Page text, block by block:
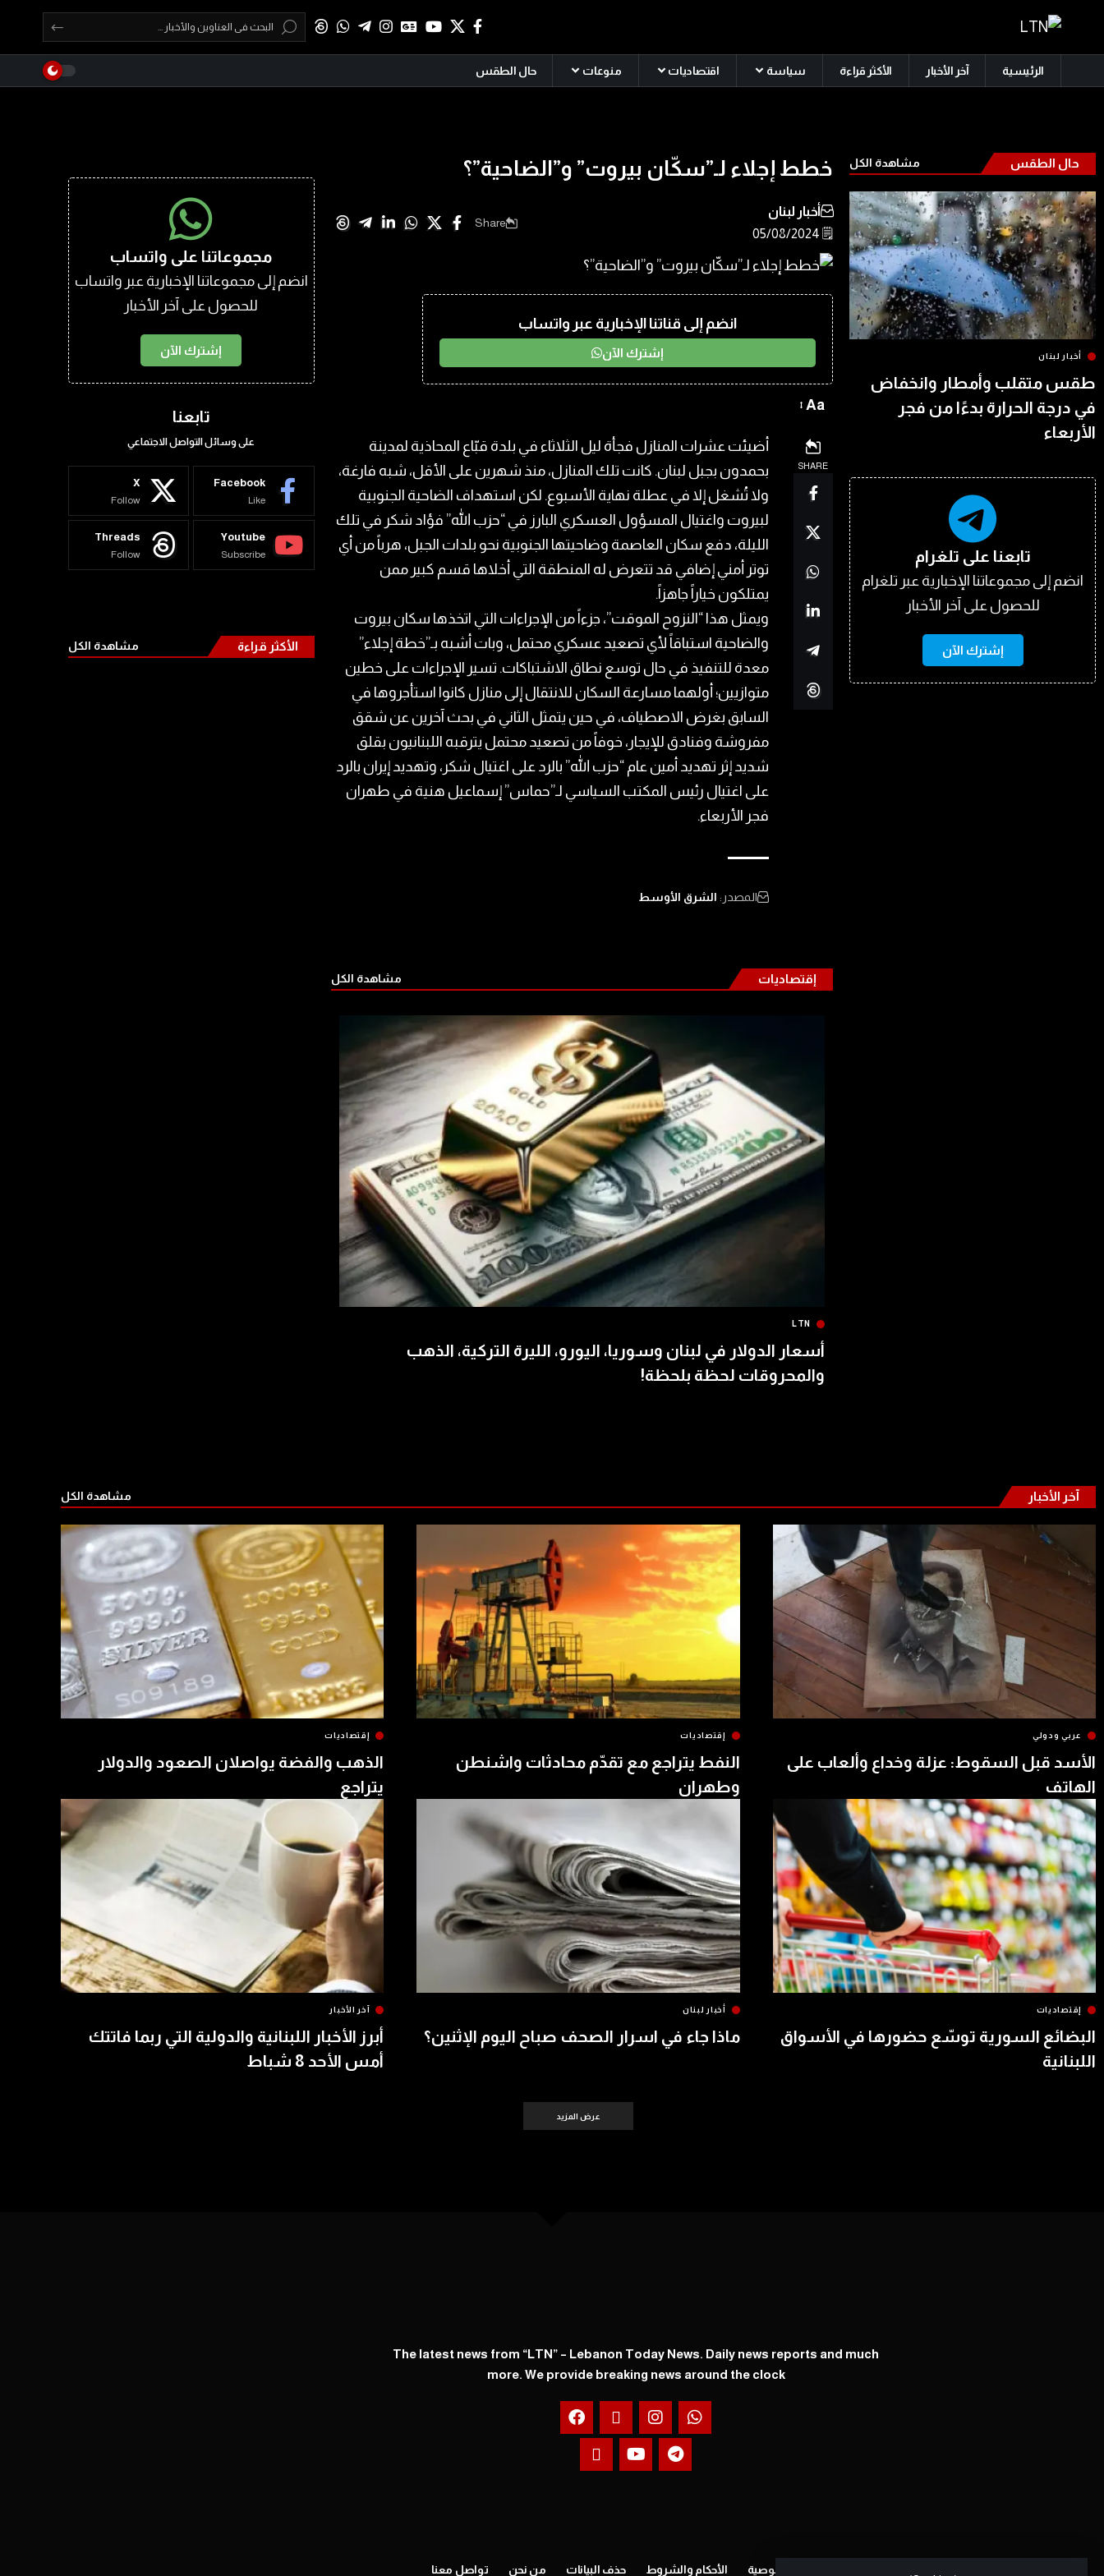
الرئيسية آخر الأخبار الأكثر قراءة سياسة اقتصاديات منوعات حال الطقس
حال الطقس مشاهدة الكل
أخبار لبنان
طقس متقلب وأمطار وانخفاض
في درجة الحرارة بدءًا من فجر
الأربعاء
تابعنا على تلغرام
انضم إلى مجموعاتنا الإخبارية عبر تلغرام
للحصول على آخر الأخبار
إشترك الآن
خطط إجلاء لـ”سكّان بيروت” و”الضاحية”؟
🗒️ 05/08/2024
أخبار لبنان
Share
انضم إلى قناتنا الإخبارية عبر واتساب
إشترك الآن
Aa
SHARE
أضيئت عشرات المنازل فجأة ليل الثلاثاء في بلدة قبّاع المحاذية لمدينة
بحمدون بجبل لبنان. كانت تلك المنازل، منذ شهرين على الأقل، شبه فارغة،
ولا تُشغل إلا في عطلة نهاية الأسبوع. لكن استهداف الضاحية الجنوبية
لبيروت واغتيال المسؤول العسكري البارز في “حزب الله” فؤاد شكر في تلك
الليلة، دفع سكان العاصمة وضاحيتها الجنوبية نحو بلدات الجبل، هرباً من أي
توتر أمني إضافي قد تتعرض له المنطقة التي أخلاها قسم كبير ممن
يمتلكون خياراً جاهزاً.
ويمثل هذا “النزوح الموقت”، جزءاً من الإجراءات التي اتخذها سكان بيروت
والضاحية استباقاً لأي تصعيد عسكري محتمل، وبات أشبه بـ”خطة إجلاء”
معدة للتنفيذ في حال توسع نطاق الاشتباكات. تسير الإجراءات على خطين
متوازيين؛ أولهما مسارعة السكان للانتقال إلى منازل كانوا استأجروها في
السابق بغرض الاصطياف، في حين يتمثل الثاني في بحث آخرين عن شقق
مفروشة وفنادق للإيجار، خوفاً من تصعيد محتمل يترقبه اللبنانيون بقلق
شديد إثر تهديد أمين عام “حزب الله” بالرد على اغتيال شكر، وتهديد إيران بالرد
على اغتيال رئيس المكتب السياسي لـ”حماس” إسماعيل هنية في طهران
فجر الأربعاء.
المصدر: الشرق الأوسط
إقتصاديات مشاهدة الكل
LTN
أسعار الدولار في لبنان وسوريا، اليورو، الليرة التركية، الذهب
والمحروقات لحظة بلحظة!
مجموعاتنا على واتساب
انضم إلى مجموعاتنا الإخبارية عبر واتساب
للحصول على آخر الأخبار
إشترك الآن
تابعنا
على وسائل التواصل الاجتماعي
Facebook
Like
X
Follow
Youtube
Subscribe
Threads
Follow
الأكثر قراءة مشاهدة الكل
آخر الأخبار مشاهدة الكل
عربي ودولي
الأسد قبل السقوط: عزلة وخداع وألعاب على
الهاتف
إقتصاديات
النفط يتراجع مع تقدّم محادثات واشنطن
وطهران
إقتصاديات
الذهب والفضة يواصلان الصعود والدولار
يتراجع
إقتصاديات
البضائع السورية توسّع حضورها في الأسواق
اللبنانية
أخبار لبنان
ماذا جاء في اسرار الصحف صباح اليوم الإثنين؟
آخر الأخبار
أبرز الأخبار اللبنانية والدولية التي ربما فاتتك
أمس الأحد 8 شباط
عرض المزيد
The latest news from “LTN” – Lebanon Today News. Daily news reports and much
more. We provide breaking news around the clock
سياسة الخصوصية الأحكام والشروط حذف البيانات من نحن تواصل معنا